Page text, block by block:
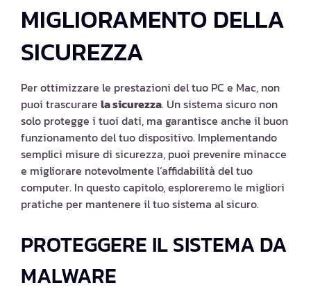
MIGLIORAMENTO DELLA
SICUREZZA
Per ottimizzare le prestazioni del tuo PC e Mac, non
puoi trascurare la sicurezza. Un sistema sicuro non
solo protegge i tuoi dati, ma garantisce anche il buon
funzionamento del tuo dispositivo. Implementando
semplici misure di sicurezza, puoi prevenire minacce
e migliorare notevolmente l’affidabilità del tuo
computer. In questo capitolo, esploreremo le migliori
pratiche per mantenere il tuo sistema al sicuro.
PROTEGGERE IL SISTEMA DA
MALWARE